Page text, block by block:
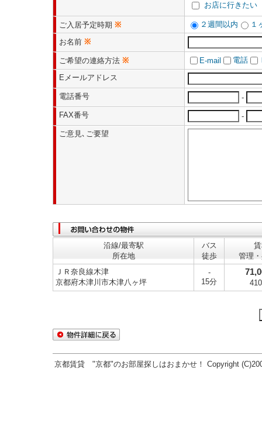
お店に行きたい
ご入居予定時期 ※ ２週間以内
１
お名前 ※
ご希望の連絡方法 ※ E-mail 電話
Eメールアドレス
電話番号
-
FAX番号
-
ご意見､ご要望
沿線/最寄駅
所在地
バス
徒歩
管理
ＪＲ奈良線木津
京都府木津川市木津八ヶ坪
-
15分
京都賃貸 "京都"のお部屋探しはおまかせ！ Copyright